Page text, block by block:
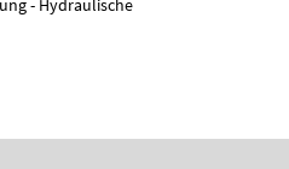
- Hydraulische